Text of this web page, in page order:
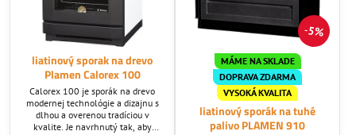
liatinový sporak na drevo
Plamen Calorex 100
Calorex 100 je sporák na drevo
modernej technológie a dizajnu s
dlhou a overenou tradíciou v
kvalite. Je navrhnutý tak, aby
5%
MÁME NA SKLADE
DOPRAVA ZDARMA
VYSOKÁ KVALITA
liatinový sporák na tuhé
palivo PLAMEN 910